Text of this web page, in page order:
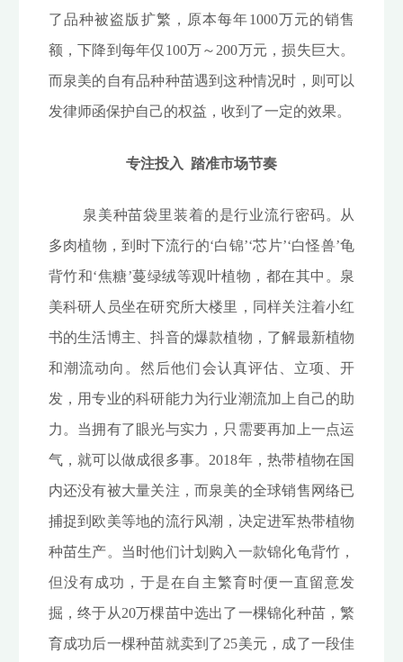
了品种被盗版扩繁，原本每年1000万元的销售
额，下降到每年仅100万～200万元，损失巨大。
而泉美的自有品种种苗遇到这种情况时，则可以
发律师函保护自己的权益，收到了一定的效果。
专注投入 踏准市场节奏
泉美种苗袋里装着的是行业流行密码。从
多肉植物，到时下流行的‘白锦’‘芯片’‘白怪兽’龟
背竹和‘焦糖’蔓绿绒等观叶植物，都在其中。泉
美科研人员坐在研究所大楼里，同样关注着小红
书的生活博主、抖音的爆款植物，了解最新植物
和潮流动向。然后他们会认真评估、立项、开
发，用专业的科研能力为行业潮流加上自己的助
力。当拥有了眼光与实力，只需要再加上一点运
气，就可以做成很多事。2018年，热带植物在国
内还没有被大量关注，而泉美的全球销售网络已
捕捉到欧美等地的流行风潮，决定进军热带植物
种苗生产。当时他们计划购入一款锦化龟背竹，
但没有成功，于是在自主繁育时便一直留意发
掘，终于从20万棵苗中选出了一棵锦化种苗，繁
育成功后一棵种苗就卖到了25美元，成了一段佳